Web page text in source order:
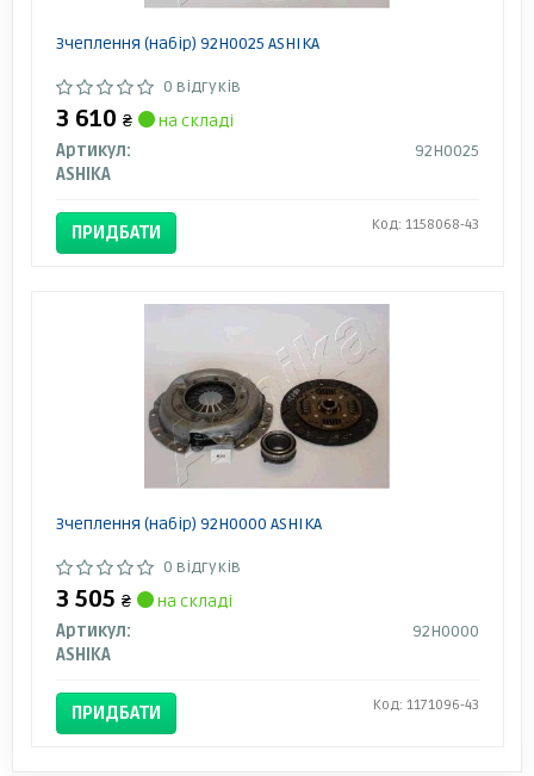
Зчеплення (набір) 92H0025 ASHIKA
0 відгуків
3 610 ₴
на складі
Артикул:
92H0025
ASHIKA
ПРИДБАТИ Код: 1158068-43
Зчеплення (набір) 92H0000 ASHIKA
0 відгуків
3 505 ₴
на складі
Артикул:
92H0000
ASHIKA
ПРИДБАТИ Код: 1171096-43